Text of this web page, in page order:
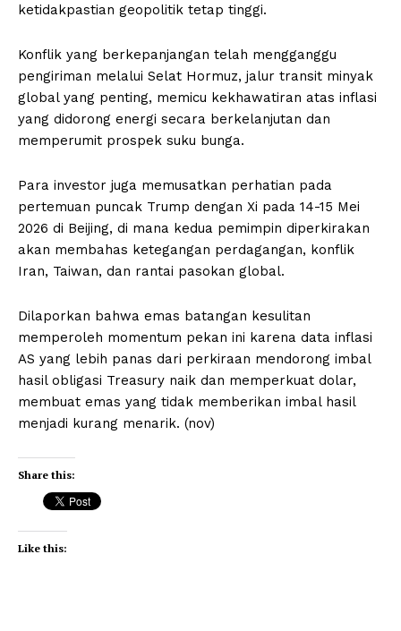
ketidakpastian geopolitik tetap tinggi.
Konflik yang berkepanjangan telah mengganggu
pengiriman melalui Selat Hormuz, jalur transit minyak
global yang penting, memicu kekhawatiran atas inflasi
yang didorong energi secara berkelanjutan dan
memperumit prospek suku bunga.
Para investor juga memusatkan perhatian pada
pertemuan puncak Trump dengan Xi pada 14-15 Mei
2026 di Beijing, di mana kedua pemimpin diperkirakan
akan membahas ketegangan perdagangan, konflik
Iran, Taiwan, dan rantai pasokan global.
Dilaporkan bahwa emas batangan kesulitan
memperoleh momentum pekan ini karena data inflasi
AS yang lebih panas dari perkiraan mendorong imbal
hasil obligasi Treasury naik dan memperkuat dolar,
membuat emas yang tidak memberikan imbal hasil
menjadi kurang menarik. (nov)
Share this:
Like this: